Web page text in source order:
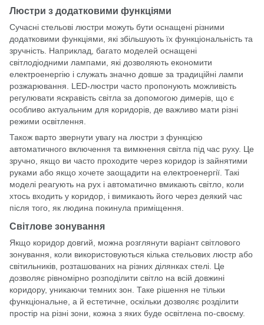
Люстри з додатковими функціями
Сучасні стельові люстри можуть бути оснащені різними
додатковими функціями, які збільшують їх функціональність та
зручність. Наприклад, багато моделей оснащені
світлодіодними лампами, які дозволяють економити
електроенергію і служать значно довше за традиційні лампи
розжарювання. LED-люстри часто пропонують можливість
регулювати яскравість світла за допомогою димерів, що є
особливо актуальним для коридорів, де важливо мати різні
режими освітлення.
Також варто звернути увагу на люстри з функцією
автоматичного включення та вимкнення світла під час руху. Це
зручно, якщо ви часто проходите через коридор із зайнятими
руками або якщо хочете заощадити на електроенергії. Такі
моделі реагують на рух і автоматично вмикають світло, коли
хтось входить у коридор, і вимикають його через деякий час
після того, як людина покинула приміщення.
Світлове зонування
Якщо коридор довгий, можна розглянути варіант світлового
зонування, коли використовуються кілька стельових люстр або
світильників, розташованих на різних ділянках стелі. Це
дозволяє рівномірно розподілити світло на всій довжині
коридору, уникаючи темних зон. Таке рішення не тільки
функціональне, а й естетичне, оскільки дозволяє розділити
простір на різні зони, кожна з яких буде освітлена по-своєму.